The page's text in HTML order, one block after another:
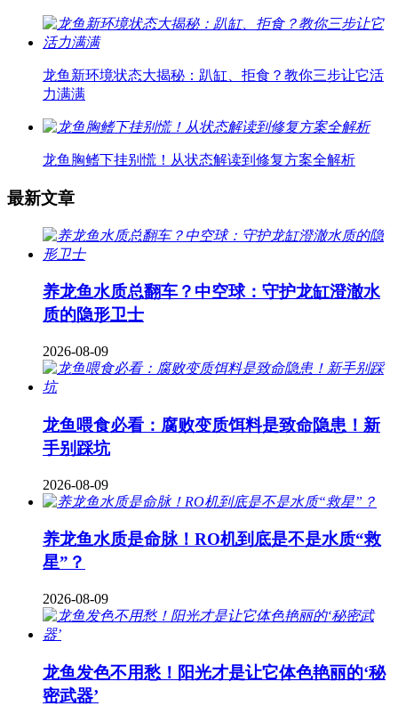
龙鱼新环境状态大揭秘：趴缸、拒食？教你三步让它活
力满满
龙鱼胸鳍下挂别慌！从状态解读到修复方案全解析
最新文章
养龙鱼水质总翻车？中空球：守护龙缸澄澈水
质的隐形卫士
2026-08-09
龙鱼喂食必看：腐败变质饵料是致命隐患！新
手别踩坑
2026-08-09
养龙鱼水质是命脉！RO机到底是不是水质“救
星”？
2026-08-09
龙鱼发色不用愁！阳光才是让它体色艳丽的‘秘
密武器’